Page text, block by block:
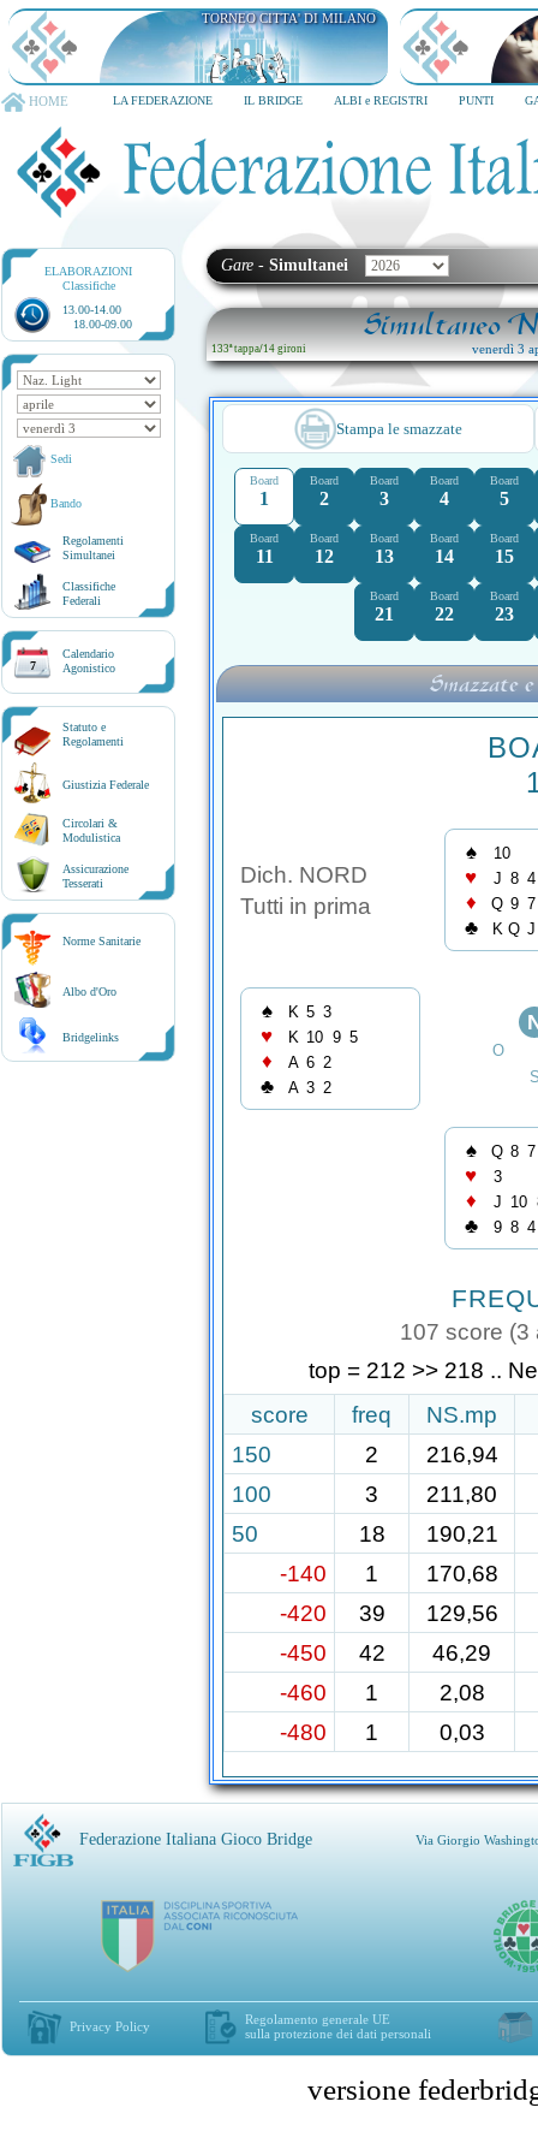
TORNEO CITTA' DI MILANO
QUARK HOTEL MILANO
HOME LA FEDERAZIONE IL BRIDGE ALBI e REGISTRI PUNTI
ELABORAZIONI
Classifiche
13.00-14.00
18.00-09.00
Sedi
Bando
Regolamenti
Simultanei
Classifiche
Federali
7
Calendario
Agonistico
Statuto e
Regolamenti
Giustizia Federale
Circolari &
Modulistica
Assicurazione
Tesserati
Norme Sanitarie
Albo d'Oro
Bridgelinks
Gare - Simultanei
Simultaneo
133ª tappa/14 gironi venerdì 3
Stampa le smazzate
Board
1
Board
2
Board
3
Board
4
Board
5
Board
11
Board
12
Board
13
Board
14
Board
15
Board
21
Board
22
Board
23
Smazzate
Dich. NORD
Tutti in prima
♠ 10
♥ J 8 4
♦ Q 9 7
♣ K Q J
♠ K 5 3
♥ K 10 9 5
♦ A 6 2
♣ A 3 2
O
♠ Q 8 7
♥ 3
♦ J 10
♣ 9 8 4
107 score (3
top = 212 >> 218 ..
score
freq
NS.mp
150
2
216,94
100
3
211,80
50
18
190,21
-140
1
170,68
-420
39
129,56
-450
42
46,29
-460
1
2,08
-480
1 0,03
Federazione Italiana Gioco Bridge Via Giorgio
Privacy Policy
Regolamento generale UE
sulla protezione dei dati personali
versione